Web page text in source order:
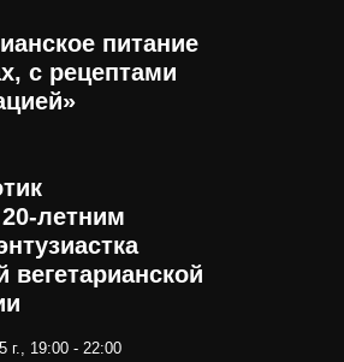
питание
с рецептами
летним
вегетарианской
г., 19:00 - 22:00